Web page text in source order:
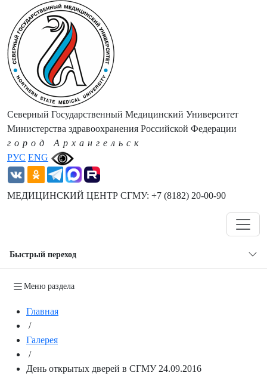
РУС ENG
Северный Государственный Медицинский Университет
Министерства здравоохранения Российской Федерации
город Архангельск
МЕДИЦИНСКИЙ ЦЕНТР СГМУ: +7 (8182) 20-00-90
Быстрый переход
Меню раздела
Главная
/
Галерея
/
День открытых дверей в СГМУ 24.09.2016